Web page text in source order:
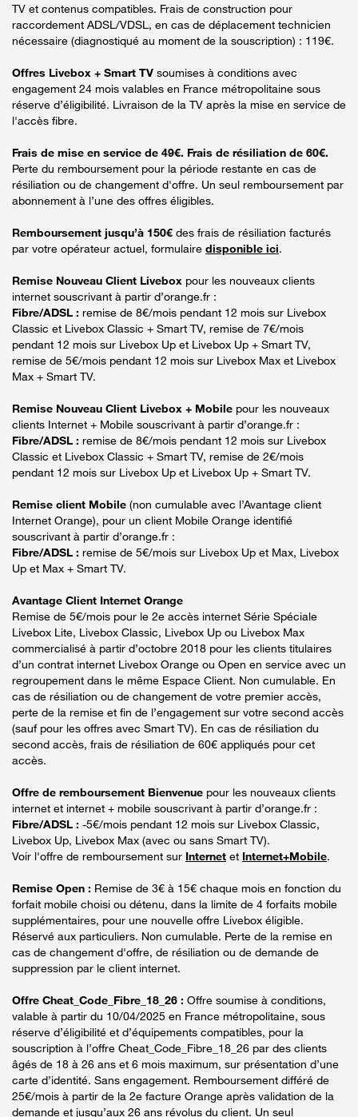
TV et contenus compatibles. Frais de construction pour
raccordement ADSL/VDSL, en cas de déplacement technicien
nécessaire (diagnostiqué au moment de la souscription) : 119€.
Offres Livebox + Smart TV soumises à conditions avec
engagement 24 mois valables en France métropolitaine sous
réserve d’éligibilité. Livraison de la TV après la mise en service de
l'accès fibre.
Frais de mise en service de 49€. Frais de résiliation de 60€.
Perte du remboursement pour la période restante en cas de
résiliation ou de changement d'offre. Un seul remboursement par
abonnement à l’une des offres éligibles.
Remboursement jusqu’à 150€ des frais de résiliation facturés
par votre opérateur actuel, formulaire disponible ici.
Remise Nouveau Client Livebox pour les nouveaux clients
internet souscrivant à partir d’orange.fr :
Fibre/ADSL : remise de 8€/mois pendant 12 mois sur Livebox
Classic et Livebox Classic + Smart TV, remise de 7€/mois
pendant 12 mois sur Livebox Up et Livebox Up + Smart TV,
remise de 5€/mois pendant 12 mois sur Livebox Max et Livebox
Max + Smart TV.
Remise Nouveau Client Livebox + Mobile pour les nouveaux
clients Internet + Mobile souscrivant à partir d’orange.fr :
Fibre/ADSL : remise de 8€/mois pendant 12 mois sur Livebox
Classic et Livebox Classic + Smart TV, remise de 2€/mois
pendant 12 mois sur Livebox Up et Livebox Up + Smart TV.
Remise client Mobile (non cumulable avec l’Avantage client
Internet Orange), pour un client Mobile Orange identifié
souscrivant à partir d’orange.fr :
Fibre/ADSL : remise de 5€/mois sur Livebox Up et Max, Livebox
Up et Max + Smart TV.
Avantage Client Internet Orange
Remise de 5€/mois pour le 2e accès internet Série Spéciale
Livebox Lite, Livebox Classic, Livebox Up ou Livebox Max
commercialisé à partir d’octobre 2018 pour les clients titulaires
d’un contrat internet Livebox Orange ou Open en service avec un
regroupement dans le même Espace Client. Non cumulable. En
cas de résiliation ou de changement de votre premier accès,
perte de la remise et fin de l’engagement sur votre second accès
(sauf pour les offres avec Smart TV). En cas de résiliation du
second accès, frais de résiliation de 60€ appliqués pour cet
accès.
Offre de remboursement Bienvenue pour les nouveaux clients
internet et internet + mobile souscrivant à partir d’orange.fr :
Fibre/ADSL : -5€/mois pendant 12 mois sur Livebox Classic,
Livebox Up, Livebox Max (avec ou sans Smart TV).
Voir l'offre de remboursement sur Internet et Internet+Mobile.
Remise Open : Remise de 3€ à 15€ chaque mois en fonction du
forfait mobile choisi ou détenu, dans la limite de 4 forfaits mobile
supplémentaires, pour une nouvelle offre Livebox éligible.
Réservé aux particuliers. Non cumulable. Perte de la remise en
cas de changement d'offre, de résiliation ou de demande de
suppression par le client internet.
Offre Cheat_Code_Fibre_18_26 : Offre soumise à conditions,
valable à partir du 10/04/2025 en France métropolitaine, sous
réserve d’éligibilité et d’équipements compatibles, pour la
souscription à l’offre Cheat_Code_Fibre_18_26 par des clients
âgés de 18 à 26 ans et 6 mois maximum, sur présentation d’une
carte d’identité. Sans engagement. Remboursement différé de
25€/mois à partir de la 2e facture Orange après validation de la
demande et jusqu’aux 26 ans révolus du client. Un seul